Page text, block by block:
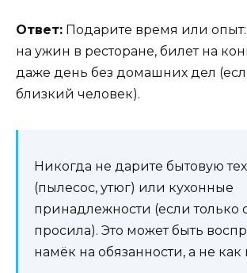
Ответ: Подарите время или
на ужин в ресторане, билет на
даже день без домашних дел
близкий человек).
Никогда не дарите бытовую
(пылесос, утюг) или кухонные
принадлежности (если только
просила). Это может быть
намёк на обязанности, а не как